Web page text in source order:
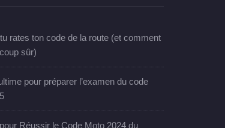
rates ton code de la route (et comment
sûr)
pour préparer l’examen du code
Réussir le Code Moto 2024 du